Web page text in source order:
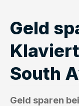
Geld
South
Geld sparen